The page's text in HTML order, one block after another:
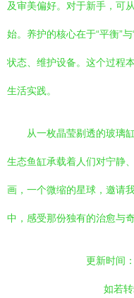
及审美偏好。对于新手，可
始。养护的核心在于“平衡”
状态、维护设备。这个过程
生活实践。
从一枚晶莹剔透的玻璃
生态鱼缸承载着人们对宁静
画，一个微缩的星球，邀请
中，感受那份独有的治愈与奇
更新时间
如若